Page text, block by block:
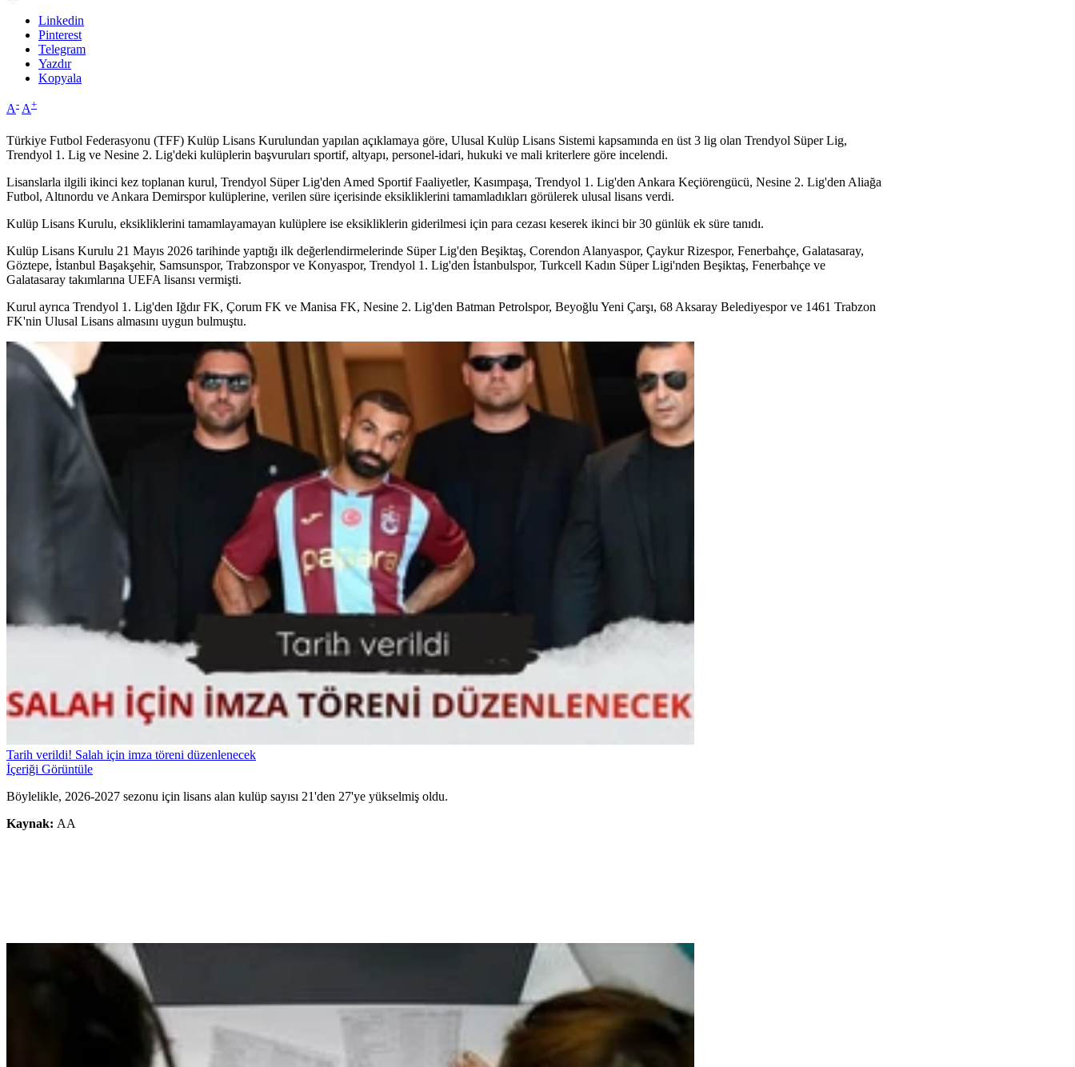
Linkedin
Pinterest
Telegram
Yazdır
Kopyala
A- A+
Türkiye Futbol Federasyonu (TFF) Kulüp Lisans Kurulundan yapılan açıklamaya göre, Ulusal Kulüp Lisans Sistemi kapsamında en üst 3 lig olan Trendyol Süper Lig,
Trendyol 1. Lig ve Nesine 2. Lig'deki kulüplerin başvuruları sportif, altyapı, personel-idari, hukuki ve mali kriterlere göre incelendi.
Lisanslarla ilgili ikinci kez toplanan kurul, Trendyol Süper Lig'den Amed Sportif Faaliyetler, Kasımpaşa, Trendyol 1. Lig'den Ankara Keçiörengücü, Nesine 2. Lig'den Aliağa
Futbol, Altınordu ve Ankara Demirspor kulüplerine, verilen süre içerisinde eksikliklerini tamamladıkları görülerek ulusal lisans verdi.
Kulüp Lisans Kurulu, eksikliklerini tamamlayamayan kulüplere ise eksikliklerin giderilmesi için para cezası keserek ikinci bir 30 günlük ek süre tanıdı.
Kulüp Lisans Kurulu 21 Mayıs 2026 tarihinde yaptığı ilk değerlendirmelerinde Süper Lig'den Beşiktaş, Corendon Alanyaspor, Çaykur Rizespor, Fenerbahçe, Galatasaray,
Göztepe, İstanbul Başakşehir, Samsunspor, Trabzonspor ve Konyaspor, Trendyol 1. Lig'den İstanbulspor, Turkcell Kadın Süper Ligi'nden Beşiktaş, Fenerbahçe ve
Galatasaray takımlarına UEFA lisansı vermişti.
Kurul ayrıca Trendyol 1. Lig'den Iğdır FK, Çorum FK ve Manisa FK, Nesine 2. Lig'den Batman Petrolspor, Beyoğlu Yeni Çarşı, 68 Aksaray Belediyespor ve 1461 Trabzon
FK'nin Ulusal Lisans almasını uygun bulmuştu.
Tarih verildi! Salah için imza töreni düzenlenecek
İçeriği Görüntüle
Böylelikle, 2026-2027 sezonu için lisans alan kulüp sayısı 21'den 27'ye yükselmiş oldu.
Kaynak: AA